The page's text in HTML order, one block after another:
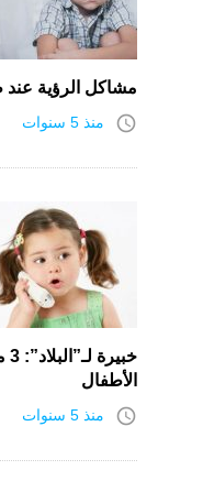
مشاكل الرؤية عند
access_time منذ 5 سنوات
الأطفال
access_time منذ 5 سنوات